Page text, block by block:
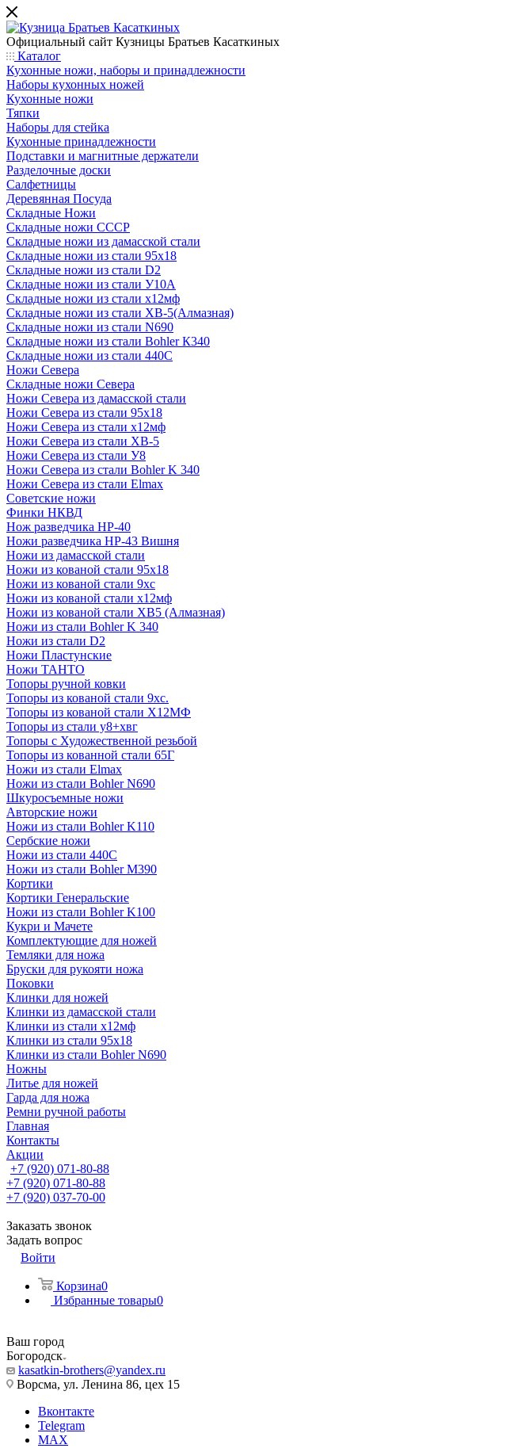
Официальный сайт Кузницы Братьев Касаткиных
Каталог
Кухонные ножи, наборы и принадлежности
Наборы кухонных ножей
Кухонные ножи
Тяпки
Наборы для стейка
Кухонные принадлежности
Подставки и магнитные держатели
Разделочные доски
Салфетницы
Деревянная Посуда
Складные Ножи
Cкладные ножи СССР
Складные ножи из дамасской стали
Складные ножи из стали 95х18
Складные ножи из стали D2
Складные ножи из стали У10А
Складные ножи из стали х12мф
Складные ножи из стали ХВ-5(Алмазная)
Складные ножи из стали N690
Складные ножи из стали Bohler К340
Складные ножи из стали 440С
Ножи Севера
Складные ножи Севера
Ножи Севера из дамасской стали
Ножи Севера из стали 95х18
Ножи Севера из стали х12мф
Ножи Севера из стали ХВ-5
Ножи Севера из стали У8
Ножи Севера из стали Bohler K 340
Ножи Севера из стали Elmax
Советские ножи
Финки НКВД
Нож разведчика НР-40
Ножи разведчика НР-43 Вишня
Ножи из дамасской стали
Ножи из кованой стали 95х18
Ножи из кованой стали 9хс
Ножи из кованой стали х12мф
Ножи из кованой стали ХВ5 (Алмазная)
Ножи из стали Bohler K 340
Ножи из стали D2
Ножи Пластунские
Ножи ТАНТО
Топоры ручной ковки
Топоры из кованой стали 9хс.
Топоры из кованой стали Х12МФ
Топоры из стали у8+хвг
Топоры с Художественной резьбой
Топоры из кованной стали 65Г
Ножи из стали Elmax
Ножи из стали Bohler N690
Шкуросъемные ножи
Авторские ножи
Ножи из стали Bohler K110
Сербские ножи
Ножи из стали 440С
Ножи из стали Bohler M390
Кортики
Кортики Генеральские
Ножи из стали Bohler K100
Кукри и Мачете
Комплектующие для ножей
Темляки для ножа
Бруски для рукояти ножа
Поковки
Клинки для ножей
Клинки из дамасской стали
Клинки из стали х12мф
Клинки из стали 95х18
Клинки из стали Bohler N690
Ножны
Литье для ножей
Гарда для ножа
Ремни ручной работы
Главная
Контакты
Акции
+7 (920) 071-80-88
+7 (920) 071-80-88
+7 (920) 037-70-00
Заказать звонок
Задать вопрос
Войти
Корзина0
Избранные товары0
Ваш город
Богородск
kasatkin-brothers@yandex.ru
Ворсма, ул. Ленина 86, цех 15
Вконтакте
Telegram
MAX